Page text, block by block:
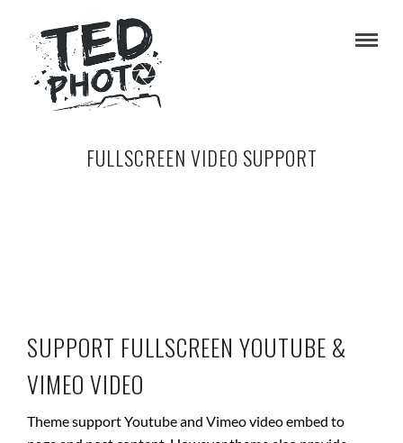
FULLSCREEN VIDEO SUPPORT
SUPPORT FULLSCREEN YOUTUBE &
VIMEO VIDEO
Theme support Youtube and Vimeo video embed to